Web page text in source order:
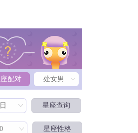
配对 处女男
星座查询
星座性格